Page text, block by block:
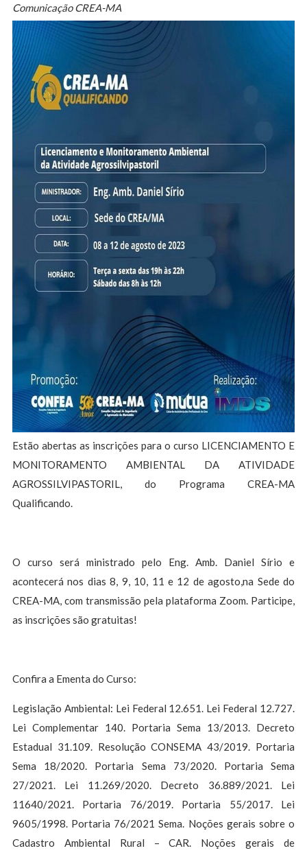
Comunicação CREA-MA
Estão abertas as inscrições para o curso LICENCIAMENTO E
MONITORAMENTO AMBIENTAL DA ATIVIDADE
AGROSSILVIPASTORIL, do Programa CREA-MA
Qualificando.
O curso será ministrado pelo Eng. Amb. Daniel Sírio e
acontecerá nos dias 8, 9, 10, 11 e 12 de agosto,na Sede do
CREA-MA, com transmissão pela plataforma Zoom. Participe,
as inscrições são gratuitas!
Confira a Ementa do Curso:
Legislação Ambiental: Lei Federal 12.651. Lei Federal 12.727.
Lei Complementar 140. Portaria Sema 13/2013. Decreto
Estadual 31.109. Resolução CONSEMA 43/2019. Portaria
Sema 18/2020. Portaria Sema 73/2020. Portaria Sema
27/2021. Lei 11.269/2020. Decreto 36.889/2021. Lei
11640/2021. Portaria 76/2019. Portaria 55/2017. Lei
9605/1998. Portaria 76/2021 Sema. Noções gerais sobre o
Cadastro Ambiental Rural – CAR. Noções gerais de